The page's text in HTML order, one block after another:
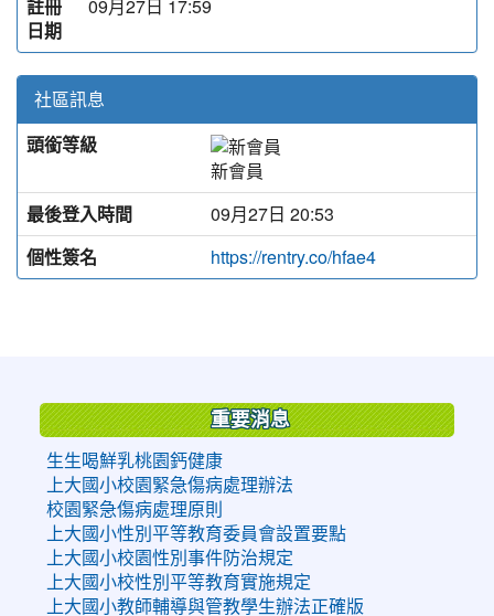
註冊
日期
09月27日 17:59
社區訊息
頭銜等級
新會員
最後登入時間
09月27日 20:53
個性簽名
https://rentry.co/hfae4
重要消息
生生喝鮮乳桃園鈣健康
上大國小校園緊急傷病處理辦法
校園緊急傷病處理原則
上大國小性別平等教育委員會設置要點
上大國小校園性別事件防治規定
上大國小校性別平等教育實施規定
上大國小教師輔導與管教學生辦法正確版